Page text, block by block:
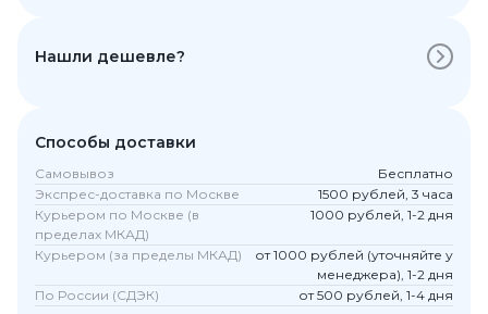
Нашли дешевле?
Способы доставки
Самовывоз
Бесплатно
Экспрес-доставка по Москве
1500 рублей, 3 часа
Курьером по Москве (в
пределах МКАД)
1000 рублей, 1-2 дня
Курьером (за пределы МКАД)
от 1000 рублей (уточняйте у
менеджера), 1-2 дня
По России (СДЭК)
от 500 рублей, 1-4 дня